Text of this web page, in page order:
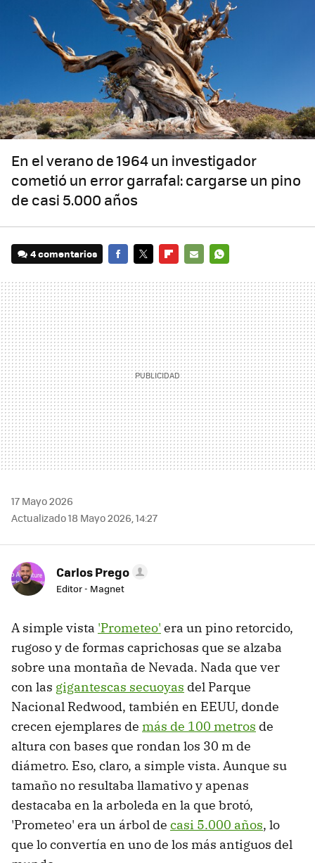
En el verano de 1964 un investigador
cometió un error garrafal: cargarse un pino
de casi 5.000 años
4 comentarios
MAIL
17 Mayo 2026
Actualizado 18 Mayo 2026, 14:27
Carlos Prego
Editor - Magnet
A simple vista 'Prometeo' era un pino retorcido,
rugoso y de formas caprichosas que se alzaba
sobre una montaña de Nevada. Nada que ver
con las gigantescas secuoyas del Parque
Nacional Redwood, también en EEUU, donde
crecen ejemplares de más de 100 metros de
altura con bases que rondan los 30 m de
diámetro. Eso, claro, a simple vista. Aunque su
tamaño no resultaba llamativo y apenas
destacaba en la arboleda en la que brotó,
'Prometeo' era un árbol de casi 5.000 años, lo
que lo convertía en uno de los más antiguos del